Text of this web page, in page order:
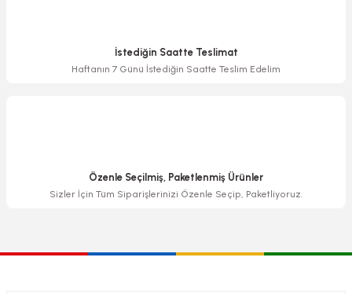
İstediğin Saatte Teslimat
Haftanın 7 Günü İstediğin Saatte Teslim Edelim
Özenle Seçilmiş, Paketlenmiş Ürünler
Sizler İçin Tüm Siparişlerinizi Özenle Seçip, Paketliyoruz.